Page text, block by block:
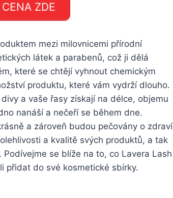
ZDE
mezi milovnicemi přírodní
látek a parabenů, což ji dělá
které se chtějí vyhnout chemickým
produktu, které vám vydrží dlouho.
a vaše řasy získají na délce, objemu
nanáší a nečeří se během dne.
a zároveň budou pečovány o zdraví
a kvalitě svých produktů, a tak
se blíže na to, co Lavera Lash
přidat do své kosmetické sbírky.